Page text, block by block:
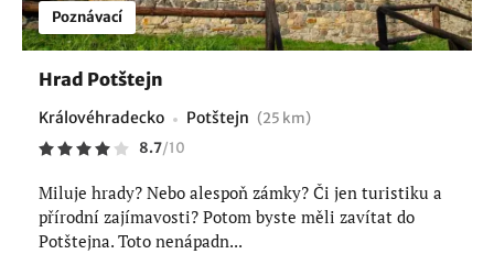
Poznávací
Hrad Potštejn
Královéhradecko Potštejn (25 km)
8.7/10
Miluje hrady? Nebo alespoň zámky? Či jen turistiku a
přírodní zajímavosti? Potom byste měli zavítat do
Potštejna. Toto nenápadn...